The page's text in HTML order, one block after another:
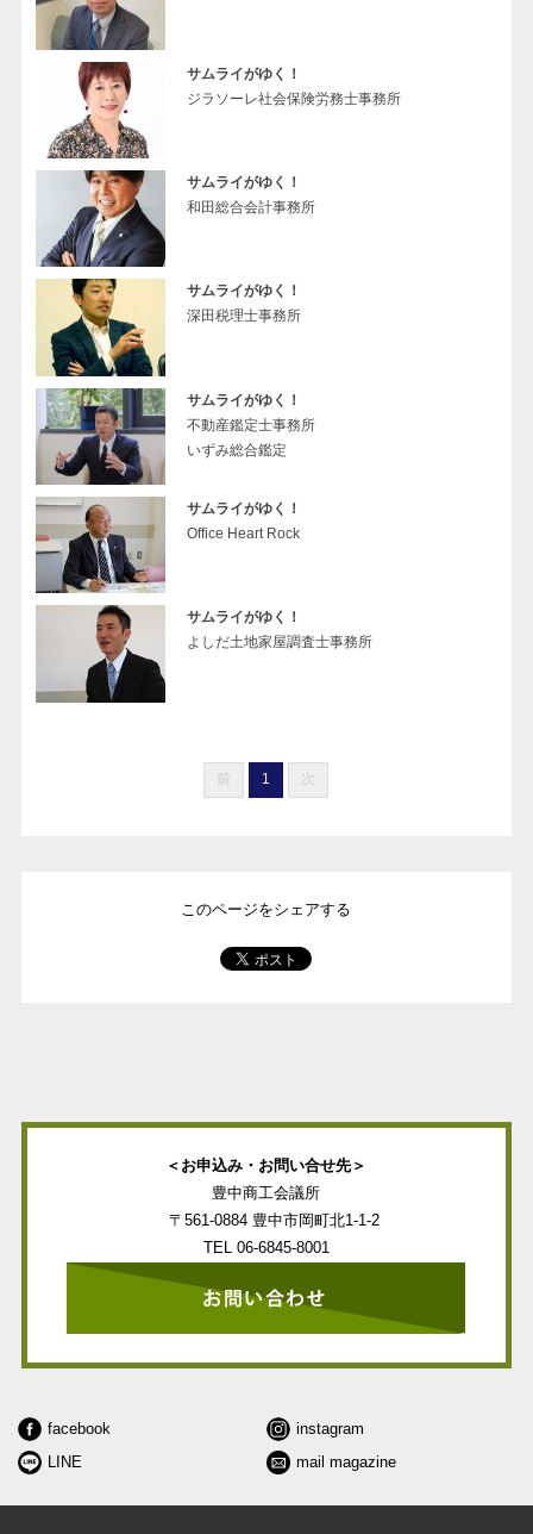
サムライがゆく！
ジラソーレ社会保険労務士事務所
サムライがゆく！
和田総合会計事務所
サムライがゆく！
深田税理士事務所
サムライがゆく！
不動産鑑定士事務所
いずみ総合鑑定
サムライがゆく！
Office Heart Rock
サムライがゆく！
よしだ土地家屋調査士事務所
前 1 次
このページをシェアする
＜お申込み・お問い合せ先＞
豊中商工会議所
〒561-0884 豊中市岡町北1-1-2
TEL 06-6845-8001
facebook
instagram
LINE
mail magazine